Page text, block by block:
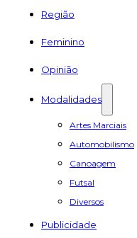
Região
Feminino
Opinião
Modalidades
Artes Marciais
Automobilismo
Canoagem
Futsal
Diversos
Publicidade